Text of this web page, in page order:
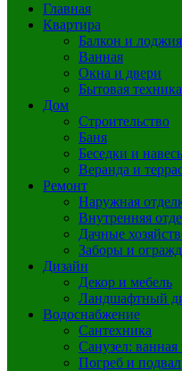
Главная
Квартира
Балкон и лоджия
Ванная
Окна и двери
Бытовая техника
Дом
Строительство
Баня
Беседки и
Веранда и
Ремонт
Наружная
Внутренняя
Дачные
Заборы и
Дизайн
Декор и мебель
Ландшафтный
Водоснабжение
Сантехника
Санузел: ванная
Погреб и подвал